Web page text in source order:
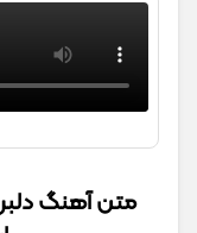
متن آهنگ دلبر